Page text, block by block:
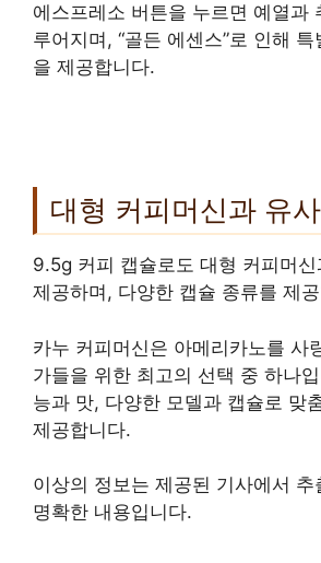
에스프레소 버튼을 누르면 예열과
루어지며, “골든 에센스”로 인해
을 제공합니다.
대형 커피머신과 유
9.5g 커피 캡슐로도 대형 커피머
제공하며, 다양한 캡슐 종류를 제
카누 커피머신은 아메리카노를 사
가들을 위한 최고의 선택 중 하나
능과 맛, 다양한 모델과 캡슐로 맞
제공합니다.
이상의 정보는 제공된 기사에서 추
명확한 내용입니다.